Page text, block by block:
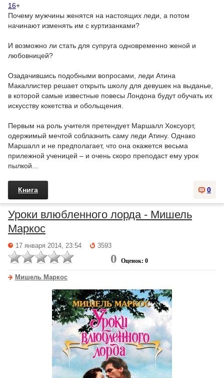
16+
Почему мужчины женятся на настоящих леди, а потом
начинают изменять им с куртизанками?
И возможно ли стать для супруга одновременно женой и
любовницей?
Озадачившись подобными вопросами, леди Атина
Макаллистер решает открыть школу для девушек на выданье,
в которой самые известные повесы Лондона будут обучать их
искусству кокетства и обольщения.
Первым на роль учителя претендует Маршалл Хоксуорт,
одержимый мечтой соблазнить саму леди Атину. Однако
Маршалл и не предполагает, что она окажется весьма
прилежной ученицей – и очень скоро преподаст ему урок
пылкой...
0
Книга
Уроки влюбленного лорда - Мишель
Маркос
17 января 2014, 23:54 3593
0 Оценок: 0
Мишель Маркос